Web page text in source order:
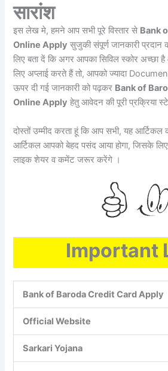
सारांश
इस लेख मे, हमने आप सभी पूरे विस्तार से Bank
Online Apply सुजुकी संपूर्ण जानकारी
लिए बता दें कि अगर आपका सिविल स्कोर अच्छा
लिए अप्लाई करते हैं तो, आपको ज्यादा
ऊपर दी गई जानकारी को पढ़कर Bank of
Online Apply हेतु आवेदन की पूरी प्रक्रिया
दोस्तों उम्मीद करता हूं कि आप सभी, यह
आर्टिकल आपको बेहद पसंद आया होगा, जिसके
लाइक शेयर व कमेंट जरूर करेंगे ।
Important
Bank of Baroda Credit Card Apply
Official Website
Sarkari Yojana